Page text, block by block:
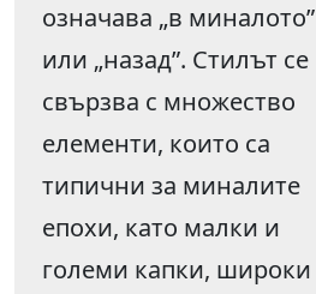
означава „в миналото”
или „назад”. Стилът се
свързва с множество
елементи, които са
типични за миналите
епохи, като малки и
големи капки, широки